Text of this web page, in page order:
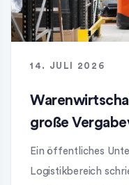
14. JULI 2026
große
Ein öffentliches
Logistikbereich